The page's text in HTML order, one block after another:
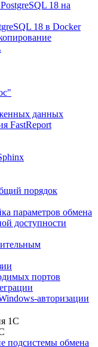
18 на
18 в Docker
данных
FastReport
порядок
параметров обмена
доступности
портов
авторизации
1С
подсистемы обмена